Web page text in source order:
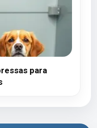
para